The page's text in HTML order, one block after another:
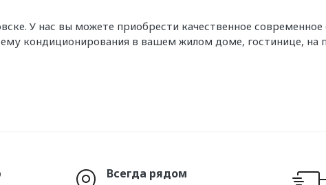
У нас вы можете приобрести качественное современное
кондиционирования в вашем жилом доме, гостинице, на
Всегда рядом